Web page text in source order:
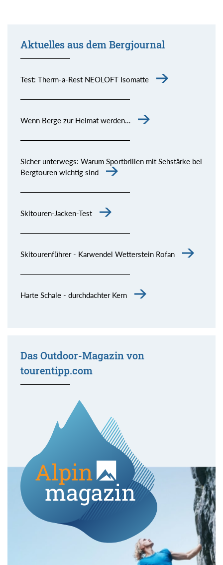
Aktuelles aus dem Bergjournal
Test: Therm-a-Rest NEOLOFT Isomatte
Wenn Berge zur Heimat werden…
Sicher unterwegs: Warum Sportbrillen mit Sehstärke bei
Bergtouren wichtig sind
Skitouren-Jacken-Test
Skitourenführer - Karwendel Wetterstein Rofan
Harte Schale - durchdachter Kern
Das Outdoor-Magazin von
tourentipp.com